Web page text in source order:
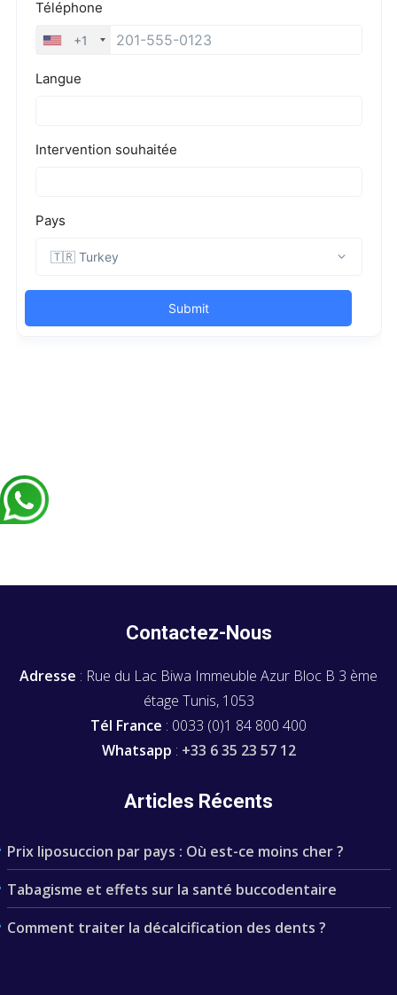
Contactez-Nous
Adresse : Rue du Lac Biwa Immeuble Azur Bloc B 3 ème
étage Tunis, 1053
Tél France : 0033 (0)1 84 800 400
Whatsapp : +33 6 35 23 57 12
Articles Récents
Prix liposuccion par pays : Où est-ce moins cher ?
Tabagisme et effets sur la santé buccodentaire
Comment traiter la décalcification des dents ?